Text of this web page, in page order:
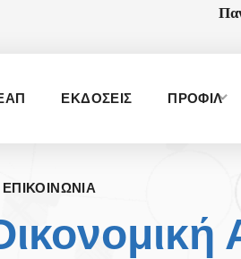
ΕΚΔΟΣΕΙΣ ΠΡΟΦΙΛ
ΕΠΙΚΟΙΝΩΝΙΑ